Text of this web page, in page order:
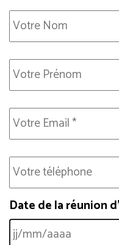
Nom
Prénom
E-
mail *
Téléphone
Date de la réunion